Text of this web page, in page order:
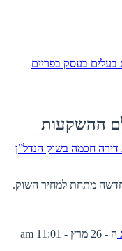
בעלים בעסק בפריים
ההשקעות
חכמה בשוק הנדל”ן
חדשה מתחת למחיר השוק.
ה - 26 מרץ - 11:01 am